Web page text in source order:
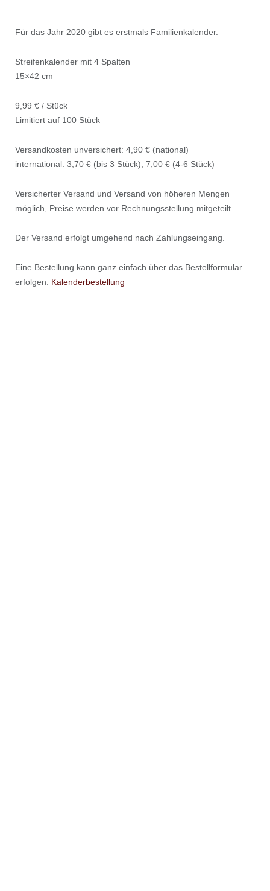
Für das Jahr 2020 gibt es erstmals Familienkalender.
Streifenkalender mit 4 Spalten
15×42 cm
9,99 € / Stück
Limitiert auf 100 Stück
Versandkosten unversichert: 4,90 € (national)
international: 3,70 € (bis 3 Stück); 7,00 € (4-6 Stück)
Versicherter Versand und Versand von höheren Mengen
möglich, Preise werden vor Rechnungsstellung mitgeteilt.
Der Versand erfolgt umgehend nach Zahlungseingang.
Eine Bestellung kann ganz einfach über das Bestellformular
erfolgen: Kalenderbestellung